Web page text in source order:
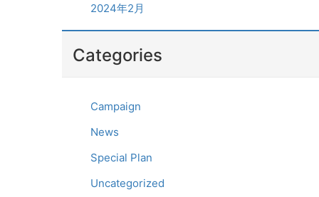
2024年2月
Categories
Campaign
News
Special Plan
Uncategorized